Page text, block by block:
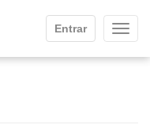
Entrar